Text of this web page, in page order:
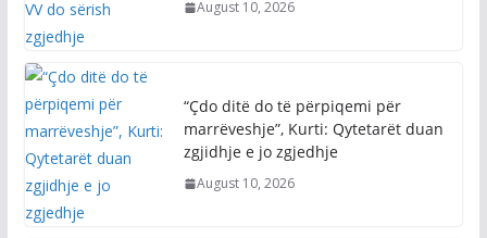
August 10, 2026
“Çdo ditë do të përpiqemi për
marrëveshje”, Kurti: Qytetarët duan
zgjidhje e jo zgjedhje
August 10, 2026